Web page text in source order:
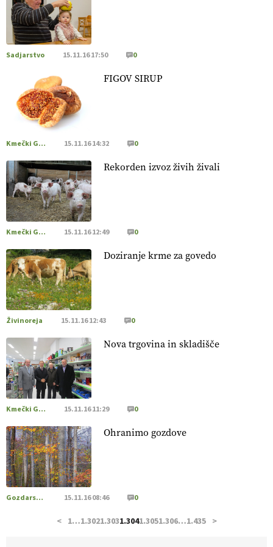
[EKOloško = LOGIČNO
in vlaga.
VEČ
https://t.co/qmMX2yevum @EUAgri #IMCAP
#CAP https://t.co/dDwsipE645
[EKOloško = LOGIČNO
tal
. VEČ
https://t.co/J7RkeaYpYu @EUAgri #IMCAP #CAP
https://t.co/RVG0FzcQN6
[EKOloško = LOGIČNO
prehransko varnost,
https://t.co/K0USFPJ5fJ @EUAgri #IMCAP #CAP
https://t.co/vcHhoOixHy
[EKOloško = LOGIČNO
Danes ni pomembna le količina
hrane, ampak tudi način njene pridelave
https://t.co/bKGeI4ZcNi @EUAgri #imcap #cap #blog
https://t.co/2sllAmcKwG
[EKOloško = LOGIČNO
Kakovostna ekološka semena in
prilagojene sorte
VEČ
https://t.co/OQSsax7l8V @EUAgri #IMCAP #CAP
https://t.co/PAL0zlhVia
[EKOloško = LOGIČNO
pridelava aronije
kmetijsko in podjetniško zgodbo.
https://t.co/EulJoSBYMi @EUAgri #IMCAP #CAP
https://t.co/xp1oihBDaJ
Sadjarstvo 15.11.16 17:50 0
FIGOV SIRUP
Kmečki Glas 15.11.16 14:32 0
Rekorden izvoz živih živali
Kmečki Glas 15.11.16 12:49 0
Doziranje krme za govedo
Živinoreja 15.11.16 12:43 0
Nova trgovina in skladišče
Kmečki Glas 15.11.16 11:29 0
Ohranimo gozdove
Gozdarstvo 15.11.16 08:46 0
< 1…1.3021.3031.3041.3051.306…1.435 >